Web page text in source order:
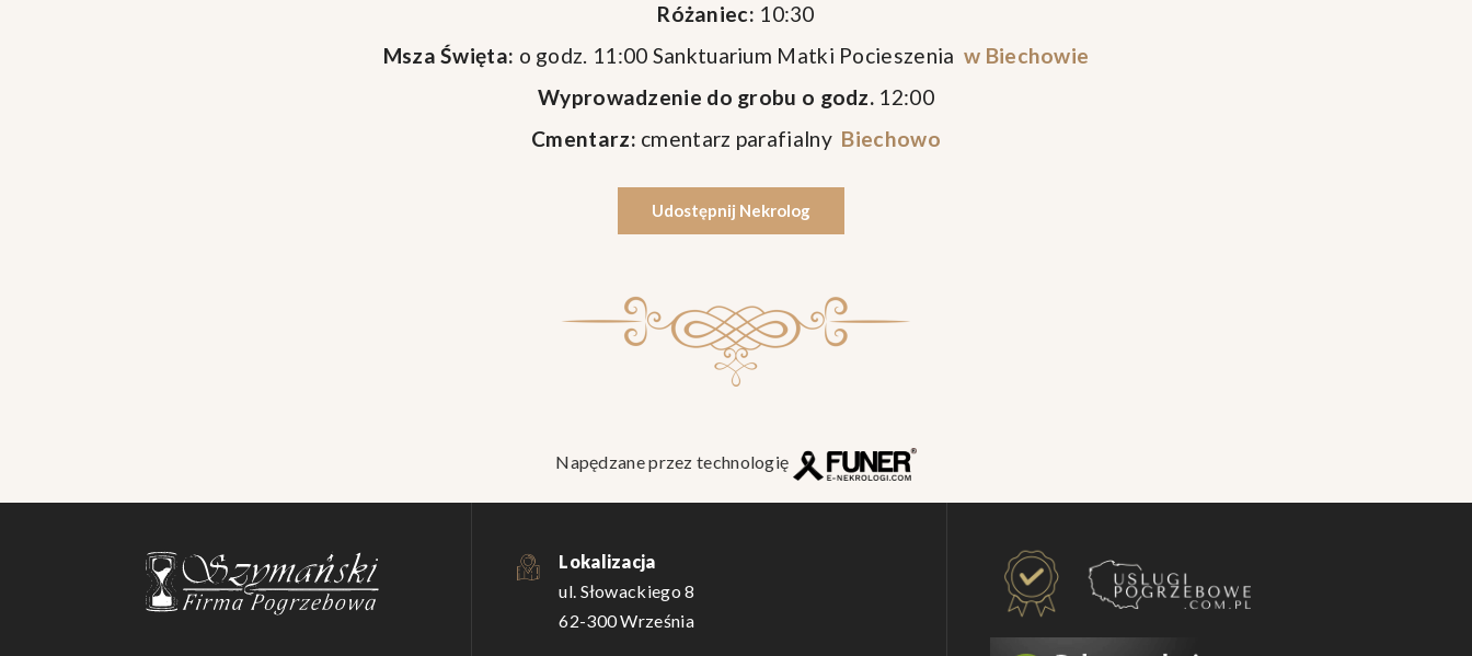
Różaniec: 10:30
Msza Święta: o godz. 11:00 Sanktuarium Matki Pocieszenia w Biechowie
Wyprowadzenie do grobu o godz. 12:00
Cmentarz: cmentarz parafialny Biechowo
Udostępnij Nekrolog
Napędzane przez technologię
Lokalizacja
ul. Słowackiego 8
62-300 Września